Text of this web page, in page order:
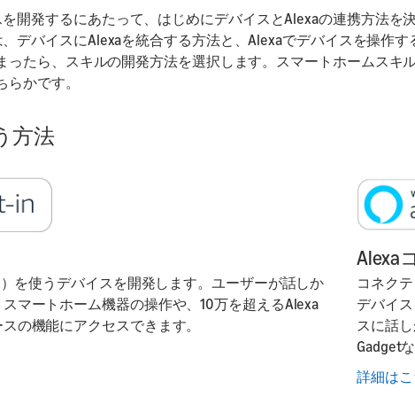
開発するにあたって、はじめにデバイスとAlexaの連携方法を
デバイスにAlexaを統合する方法と、Alexaでデバイスを操作す
たら、スキルの開発方法を選択します。スマートホームスキル
かです。
方法
を使うデバイスを開発します。ユーザーが話しか
マートホーム機器の操作や、10万を超えるAlexa
の機能にアクセスできます。
Alexa
コネク
デバイ
スに話
Gadget
詳細は